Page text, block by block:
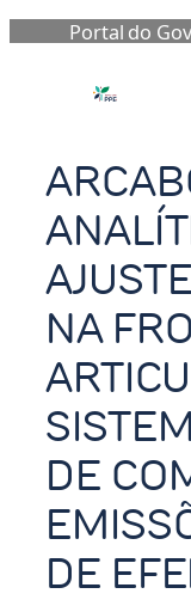
Portal do
NA
DE
DE